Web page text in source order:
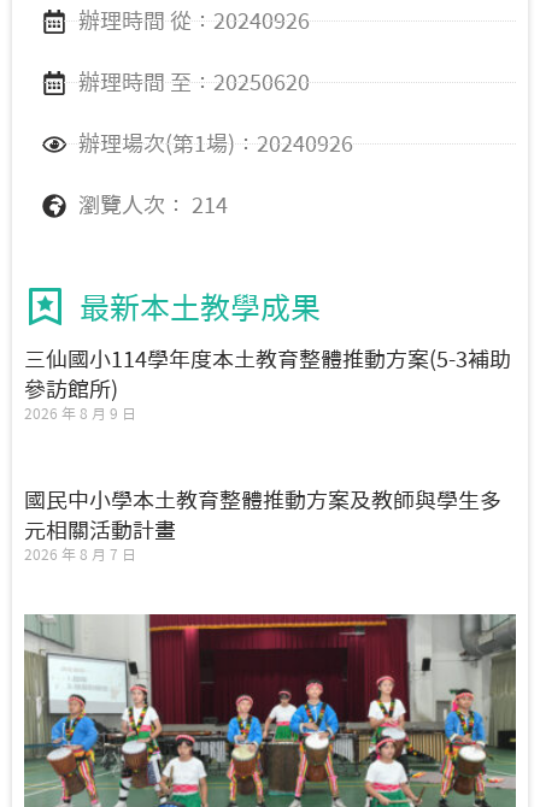
辦理時間 從：20240926
辦理時間 至：20250620
辦理場次(第1場)：20240926
瀏覽人次： 214
最新本土教學成果
三仙國小114學年度本土教育整體推動方案(5-3補助
參訪館所)
2026 年 8 月 9 日
國民中小學本土教育整體推動方案及教師與學生多
元相關活動計畫
2026 年 8 月 7 日